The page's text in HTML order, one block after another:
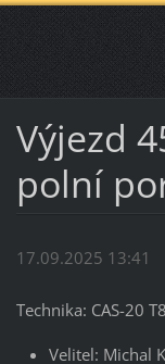
Výjezd
polní
17.09.2025 13:41
Technika: CAS-20
Velitel: Michal